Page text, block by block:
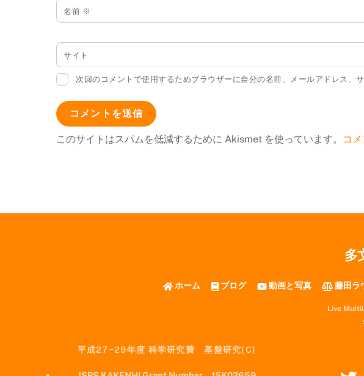
名前 ※
サイト
次回のコメントで使用するためブラウザーに自分の名前、メールアドレス、サ
このサイトはスパムを低減するために Akismet を使っています。 コ
多
ホーム ブログ 動画と写真 藤田ラ
Live
平成27−29年度 科学研究費 基盤研究(C)